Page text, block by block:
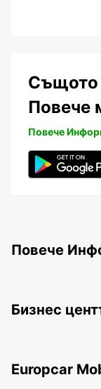
Същото
Повече
Повече
Повече
Бизнес
Europcar